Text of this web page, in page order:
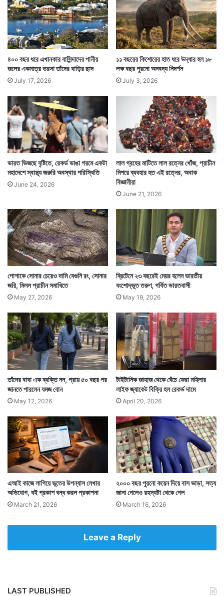
কারণ সেই ইগুয়ানাকে যেখানে রাখা হয়েছিল সেখানে বাইরে থেকে
কোনও ইগুয়ানার পক্ষে ঢুকে পড়া অসম্ভব। তাহলে কীভাবে এটা
সম্ভব হল? সেটাই কারও মাথায় ঢুকছে না। তাহলে কি ক্রমে
পুরুষের প্রয়োজন আর থাকবেনা সন্তানের জন্মের জন্য। পৃথিবীর
নিয়ম কি বদলাচ্ছে!
টেলফোর্ডের এক্সোটিক জু-এর কর্তৃপক্ষ তো এই ঘটনার পর স্পষ্ট
করে জানিয়েই দিয়েছে যে এটা তাদের কাছে জীবনে একবারই দেখতে
পাওয়ার মত বিচিত্র ঘটনা।
Tags United Kingdom
ট্রা
ম্প
৪০০ বছর ধরে এখানকার বাসিন্দাদের পানীয়
জলের একমাত্র ভরসা তাঁদের বাড়ির ছাদ
July 17, 2026
১১ বছরের কিশোরের হাত ধরে উদ্ধার হল ১৮
লক্ষ বছর পুরনো অনবদ্য নিদর্শন
July 3, 2026
ভারত ভিজছে বৃষ্টিতে, রেকর্ড ভাঙা গরমে একটা
মহাদেশে স্বাস্থ্য জরুরি অবস্থার পরিস্থিতি
June 24, 2026
লাল গ্রহের মাটিতে লাল রত্নের খোঁজ, প্রাচীন
মিশরে ব্যবহার হত এই রত্নের, অবাক
বিজ্ঞানীরা
June 21, 2026
পোশাকে সোনার চেয়েও দামি বেগুনি রং, সোনার
জরি, মিলল প্রাচীন সমাধিতে
May 27, 2026
ব্রিটেনে ২৩ বছরেই মেয়র হলেন ভারতীয়
বংশোদ্ভূত তরুণ, গর্বিত ভারতবাসী
May 19, 2026
তাঁদের বাবা এক ব্যক্তি নন, প্রায় ৫০ বছর পর
জানতে পারলেন যমজ বোন
May 12, 2026
টাইটানিক জাহাজ থেকে বেঁচে ফেরা মহিলার
লাইফ জ্যাকেট বিক্রি হল রেকর্ড দামে
April 20, 2026
এআই কাজে লাগিয়ে ভূতের উপন্যাস লেখার
অভিযোগ, বই প্রকাশ বন্ধ করল প্রকাশনা
March 21, 2026
২০০০ বছর পুরনো কয়েন দিয়ে বাস ভাড়া, সত্য
জানা গেলেও রহস্যটা থেকে গেল
March 16, 2026
Leave a Reply
LAST PUBLISHED